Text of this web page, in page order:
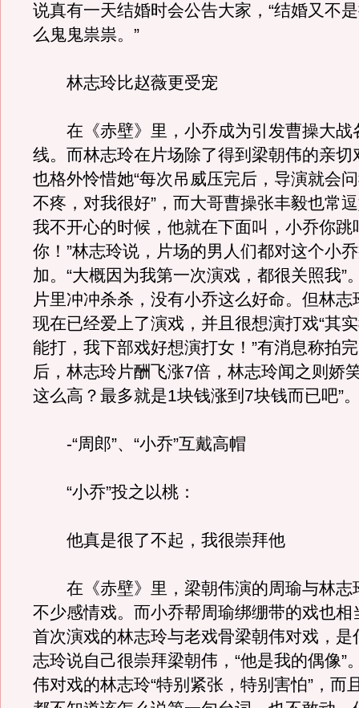
说真有一天结婚时会公告大家，“结婚又不
么鬼鬼祟祟。”
林志玲比赵薇更受宠
在《赤壁》里，小乔成为引发曹操大战
线。而林志玲在片场除了得到梁朝伟的亲切
也格外怜惜她“每次吊威压完后，导演就会
不疼，对我很好”，而大哥曹操张丰毅也常
我不开心的时候，他就在下面叫，小乔你跳
你！”林志玲说，片场的男人们都对这个小
加。“大概因为我第一次演戏，都很关照我”
片里冲冲杀杀，没有小乔这么好命。但林志
现在已经爱上了演戏，并且很想演打戏“其
能打，我下部戏好想演打女！”有消息称拍
后，林志玲片酬飞涨7倍，林志玲闻之则娇
这么高？最多就是1块钱涨到7块钱而已吧”
-“周郎”、“小乔”互戴高帽
“小乔”投之以桃：
他真是很了不起，我很崇拜他
在《赤壁》里，梁朝伟演的周瑜与林志
不少感情戏。而小乔帮周瑜绑绷带的戏也相
首次演戏的林志玲与老戏骨梁朝伟对戏，是
志玲说自己很崇拜梁朝伟，“他是我的偶像”
伟对戏的林志玲“特别紧张，特别害怕”，而